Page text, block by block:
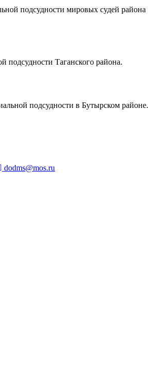
подсудности мировых судей района
подсудности Таганского района.
подсудности в Бутырском районе.
dodms@mos.ru